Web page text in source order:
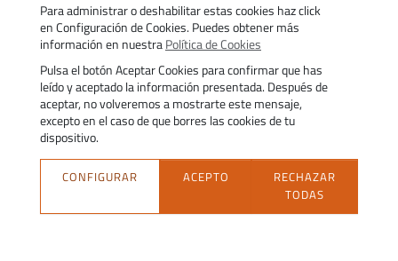
Para administrar o deshabilitar estas cookies haz click
en Configuración de Cookies. Puedes obtener más
información en nuestraPolítica de Cookies
Pulsa el botón Aceptar Cookies para confirmar que has
leído y aceptado la información presentada. Después de
aceptar, no volveremos a mostrarte este mensaje,
excepto en el caso de que borres las cookies de tu
dispositivo.
CONFIGURAR ACEPTO
RECHAZAR
TODAS
Contacto
Política de uso de cookies
Política de privacidad
Accesibilidad
Trabaja con nosotros
Transparencia
Aviso legal
Trámites